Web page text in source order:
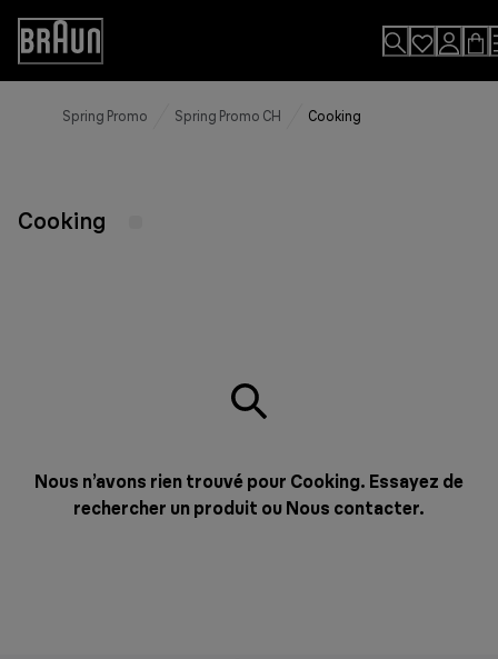
Skip
Content
Accessibility
Statement
Spring Promo Spring Promo CH Cooking
Cooking
Nous n’avons rien trouvé pour Cooking. Essayez de
rechercher un produit ou Nous contacter.